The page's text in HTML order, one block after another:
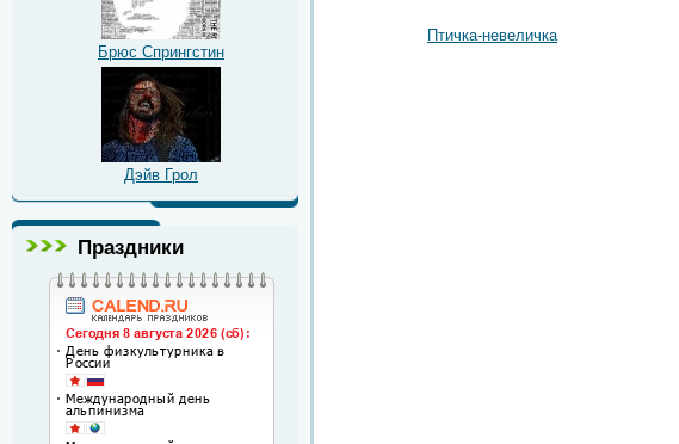
Брюс Спрингстин
Дэйв Грол
Праздники
Птичка-невеличка